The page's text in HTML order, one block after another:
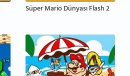
Süper Mario Dünyası Flash 2